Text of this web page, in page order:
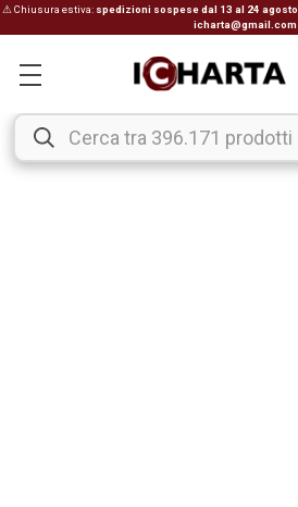
⚠ Chiusura estiva: spedizioni sospese dal 13 al 24 agosto
icharta@gmail.com